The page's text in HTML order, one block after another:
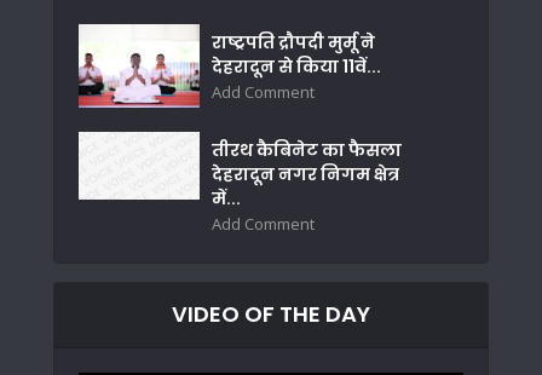
राष्ट्रपति द्रौपदी मुर्मू ने
देहरादून से किया 11वें...
Add Comment
तीरथ कैबिनेट का फैसला
देहरादून नगर निगम क्षेत्र
में...
Add Comment
VIDEO OF THE DAY